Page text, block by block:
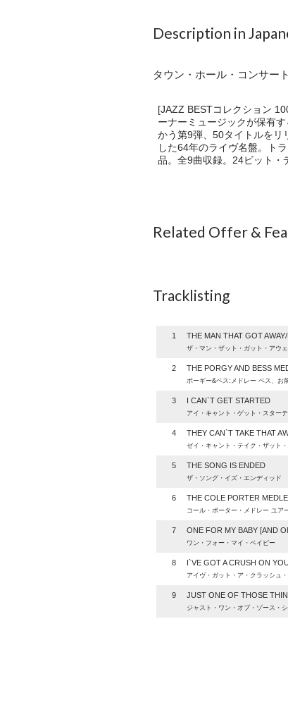
Description in
タウン・ホール・コンサー
[JAZZ BESTコレクション
ーナーミュージックが保有
かう第9弾、50タイトルをリ
した64年のライヴ名盤。ト
品。全9曲収録。24ビット・
Related Offer &
Tracklisting
1 THE MAN THAT GOT
ザ・マン・ザット・ガット・アウ
2 THE PORGY AND BESS
ポーギー&ベス:メドレー ベス、お
3 I CAN`T GET STARTED
アイ・キャント・ゲット・スター
4 THEY CAN`T TAKE THAT
ゼイ・キャント・テイク・ザット
5 THE SONG IS ENDED
ザ・ソング・イズ・エンディッド
6 THE COLE PORTER
コール・ポーター・メドレー ユア
7 ONE FOR MY BABY [AND
ワン・フォー・マイ・ベイビー
8 I`VE GOT A CRUSH ON YOU
アイヴ・ガット・ア・クラッシュ
9 JUST ONE OF THOSE
ジャスト・ワン・オブ・ゾース・